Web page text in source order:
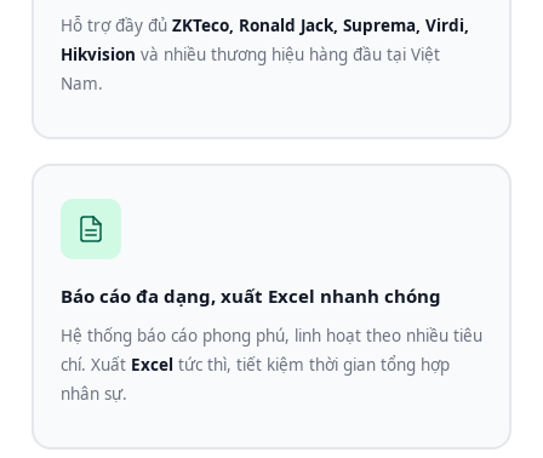
Hỗ trợ đầy đủ ZKTeco, Ronald Jack, Suprema, Virdi,
Hikvision và nhiều thương hiệu hàng đầu tại Việt
Nam.
Báo cáo đa dạng, xuất Excel nhanh chóng
Hệ thống báo cáo phong phú, linh hoạt theo nhiều tiêu
chí. Xuất Excel tức thì, tiết kiệm thời gian tổng hợp
nhân sự.